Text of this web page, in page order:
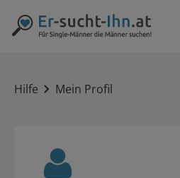
Hilfe Mein Profil